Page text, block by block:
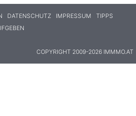
DATENSCHUTZ IMPRESSUM
TIPPS
COPYRIGHT 2009-2026 IMMMO.AT